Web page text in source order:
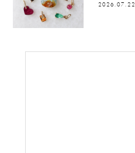
2026.07.22